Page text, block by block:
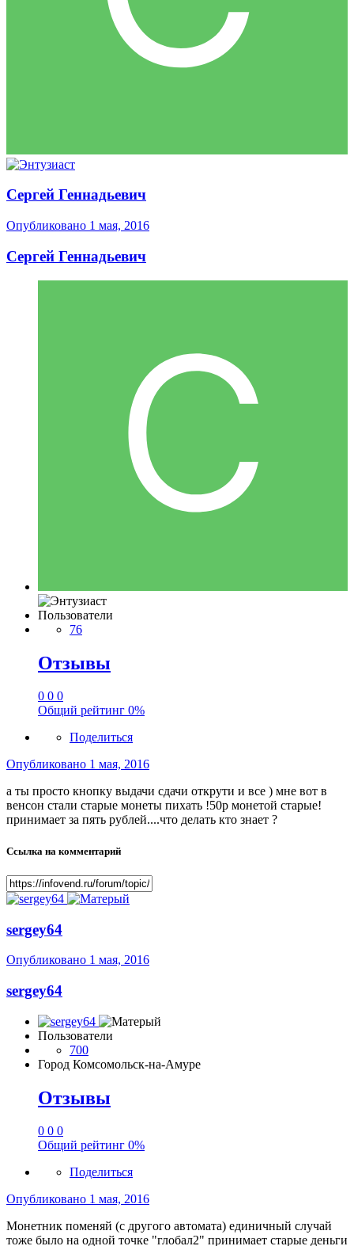
Сергей Геннадьевич
Опубликовано 1 мая, 2016
Сергей Геннадьевич
Пользователи
76
Отзывы
0 0 0
Общий рейтинг 0%
Поделиться
Опубликовано 1 мая, 2016
а ты просто кнопку выдачи сдачи открути и все ) мне вот в
венсон стали старые монеты пихать !50р монетой старые!
принимает за пять рублей....что делать кто знает ?
Ссылка на комментарий
sergey64
Опубликовано 1 мая, 2016
sergey64
Пользователи
700
Город Комсомольск-на-Амуре
Отзывы
0 0 0
Общий рейтинг 0%
Поделиться
Опубликовано 1 мая, 2016
Монетник поменяй (с другого автомата) единичный случай
тоже было на одной точке "глобал2" принимает старые деньги